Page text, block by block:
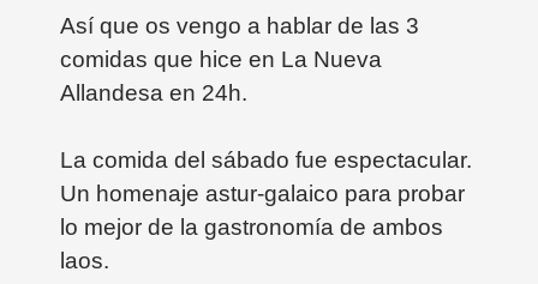
Así que os vengo a hablar de las 3
comidas que hice en La Nueva
Allandesa en 24h.
La comida del sábado fue espectacular.
Un homenaje astur-galaico para probar
lo mejor de la gastronomía de ambos
laos.